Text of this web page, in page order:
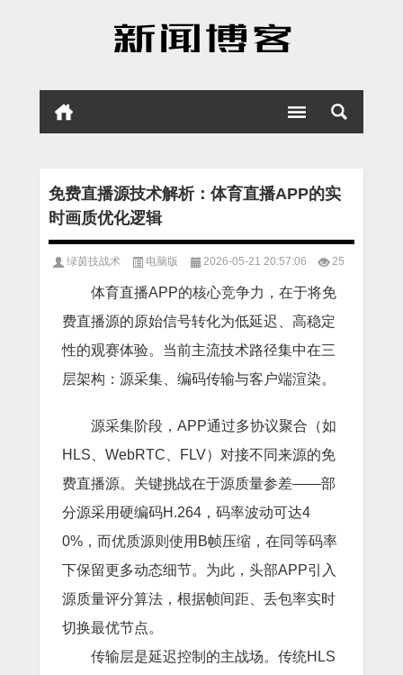
免费直播源技术解析：体育直播APP的实
时画质优化逻辑
绿茵技战术 电脑版 2026-05-21 20:57:06 25
体育直播APP的核心竞争力，在于将免
费直播源的原始信号转化为低延迟、高稳定
性的观赛体验。当前主流技术路径集中在三
层架构：源采集、编码传输与客户端渲染。
源采集阶段，APP通过多协议聚合（如
HLS、WebRTC、FLV）对接不同来源的免
费直播源。关键挑战在于源质量参差——部
分源采用硬编码H.264，码率波动可达4
0%，而优质源则使用B帧压缩，在同等码率
下保留更多动态细节。为此，头部APP引入
源质量评分算法，根据帧间距、丢包率实时
切换最优节点。
传输层是延迟控制的主战场。传统HLS